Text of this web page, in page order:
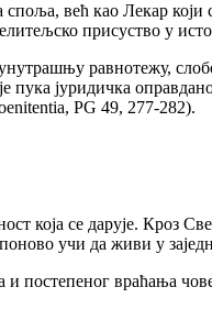
већ као Лекар који
присуство у
равнотежу,
пука јуридичка
PG 49, 277-282).
која се дарује. Кроз
поново учи да живи у
враћања